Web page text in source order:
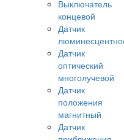
Выключатель
концевой
Датчик
Датчик
оптический
многолучевой
Датчик
положения
магнитный
Датчик